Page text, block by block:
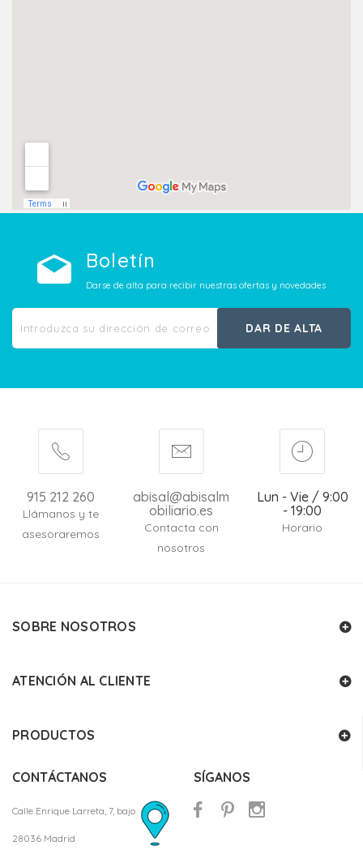
Boletín
Darse de alta para recibir nuestras ofertas y novedades
DAR DE ALTA
915 212 260
Llámanos y te
asesoraremos
abisal@abisalm
obiliario.es
Contacta con
nosotros
Lun - Vie / 9:00
- 19:00
Horario
SOBRE NOSOTROS
ATENCIÓN AL CLIENTE
PRODUCTOS
CONTÁCTANOS
Calle Enrique Larreta, 7, bajo
28036 Madrid
SÍGANOS